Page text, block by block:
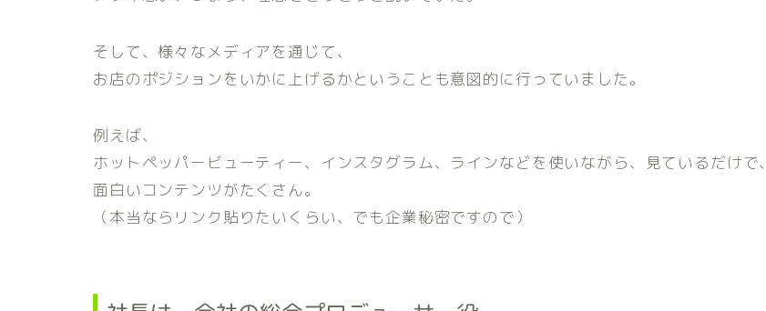
そして、様々なメディアを通じて、
お店のポジションをいかに上げるかということも意図的に行っていました。
例えば、
ホットペッパービューティー、インスタグラム、ラインなどを使いながら、見ているだけで、
面白いコンテンツがたくさん。
（本当ならリンク貼りたいくらい、でも企業秘密ですので）